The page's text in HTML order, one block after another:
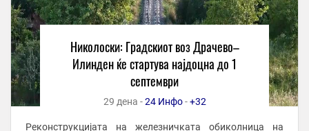
Николоски: Градскиот воз Драчево–
Илинден ќе стартува најдоцна до 1
септември
29 дена -24 Инфо-+32
Реконструкцијата на железничката обиколница на